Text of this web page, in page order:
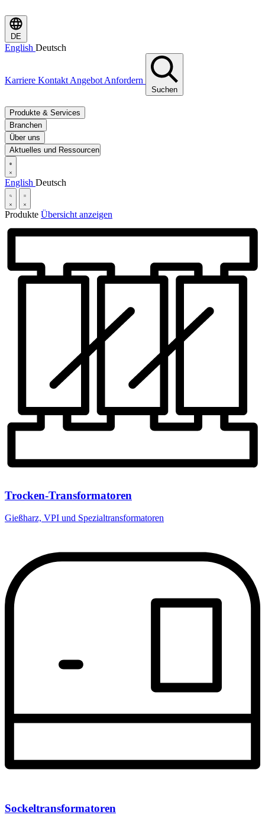
DE
English Deutsch
Karriere Kontakt Angebot Anfordern
Suchen
Produkte & Services
Branchen
Über uns
Aktuelles und Ressourcen
English Deutsch
Produkte Übersicht anzeigen
Trocken-Transformatoren
Gießharz, VPI und Spezialtransformatoren
Sockeltransformatoren